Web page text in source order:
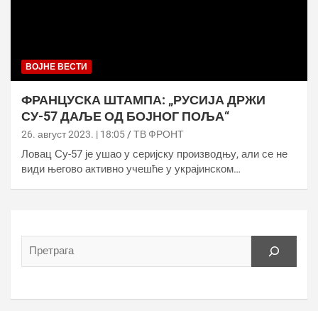
ВОЈНЕ ВЕСТИ
ФРАНЦУСКА ШТАМПА: „РУСИЈА ДРЖИ
СУ-57 ДАЉЕ ОД БОЈНОГ ПОЉА“
26. август 2023. | 18:05 ТВ ФРОНТ
Ловац Су-57 је ушао у серијску производњу, али се не
види његово активно учешће у украјинском…